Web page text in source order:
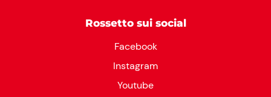
Rossetto sui social
Facebook
Instagram
Youtube